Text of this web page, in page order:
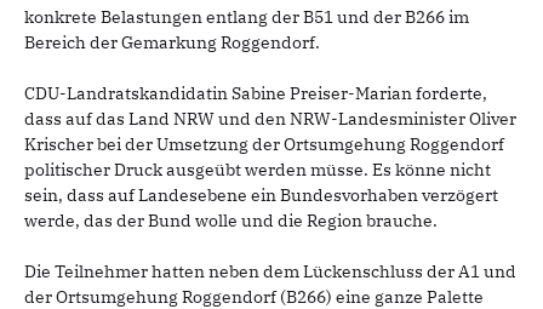
konkrete Belastungen entlang der B51 und der B266 im
Bereich der Gemarkung Roggendorf.
CDU-Landratskandidatin Sabine Preiser-Marian forderte,
dass auf das Land NRW und den NRW-Landesminister Oliver
Krischer bei der Umsetzung der Ortsumgehung Roggendorf
politischer Druck ausgeübt werden müsse. Es könne nicht
sein, dass auf Landesebene ein Bundesvorhaben verzögert
werde, das der Bund wolle und die Region brauche.
Die Teilnehmer hatten neben dem Lückenschluss der A1 und
der Ortsumgehung Roggendorf (B266) eine ganze Palette